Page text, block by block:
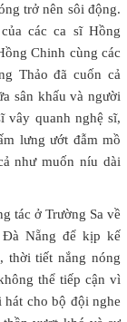
trở nên sôi động.
các ca sĩ Hồng
Chinh cùng các
Thảo đã cuốn cả
sân khấu và người
vây quanh nghệ sĩ,
lưng ướt đẫm mồ
như muốn níu dài
tác ở Trường Sa về
Đà Nẵng để kịp kế
thời tiết nắng nóng
thể tiếp cận vì
cho bộ đội nghe